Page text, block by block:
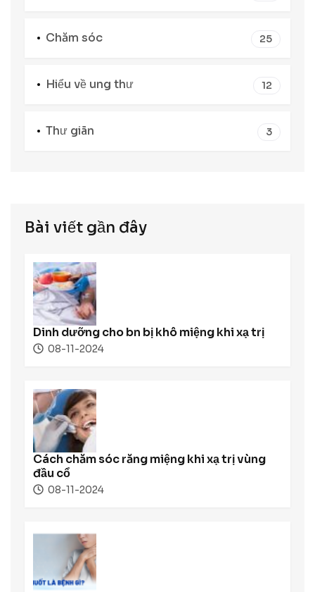
Chăm sóc 25
Hiểu về ung thư 12
Thư giãn 3
Bài viết gần đây
Dinh dưỡng cho bn bị khô miệng khi xạ trị
08-11-2024
Cách chăm sóc răng miệng khi xạ trị vùng
đầu cổ
08-11-2024